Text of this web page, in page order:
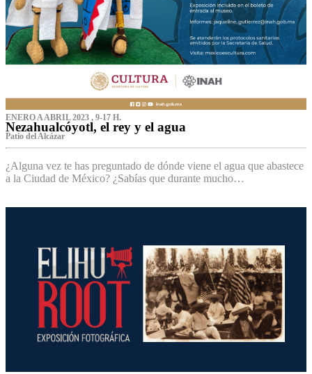
ENERO A ABRIL 2023 , 9-17 H.
Nezahualcóyotl, el rey y el agua
Patio del Alcázar
¿Alguna vez te has preguntado de dónde viene el agua que abastece
a la Ciudad de México? ¿Sabías que durante mucho…